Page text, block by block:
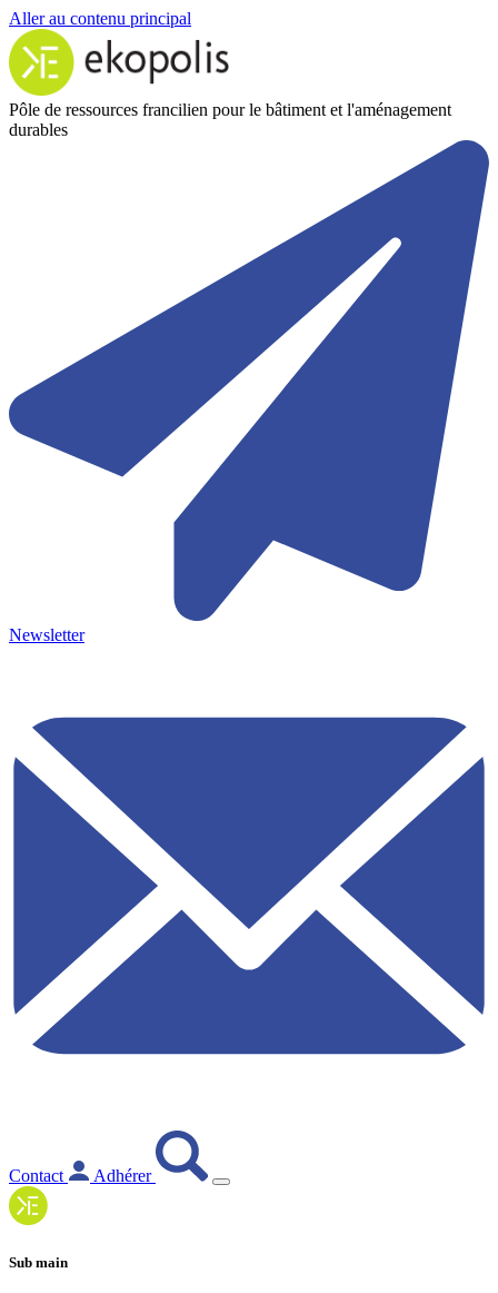
Aller au contenu principal
Pôle de ressources francilien pour le bâtiment et l'aménagement
durables
Newsletter
Contact Adhérer
Sub main